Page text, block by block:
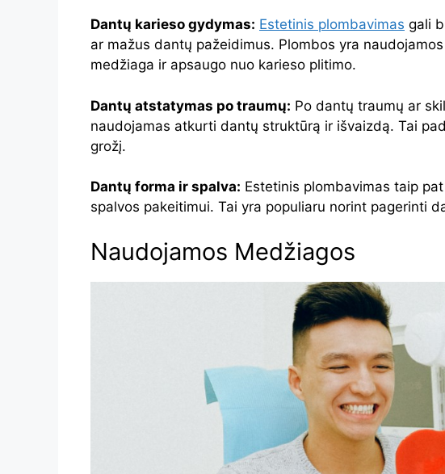
Dantų karieso gydymas: Estetinis plombavimas gali
ar mažus dantų pažeidimus. Plombos yra
medžiaga ir apsaugo nuo karieso plitimo.
Dantų atstatymas po traumų: Po dantų traumų ar
naudojamas atkurti dantų struktūrą ir išvaizdą. Tai
grožį.
Dantų forma ir spalva: Estetinis plombavimas taip
spalvos pakeitimui. Tai yra populiaru norint pagerinti
Naudojamos Medžiagos